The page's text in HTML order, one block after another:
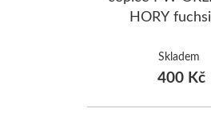
HORY
Skladem
400 Kč